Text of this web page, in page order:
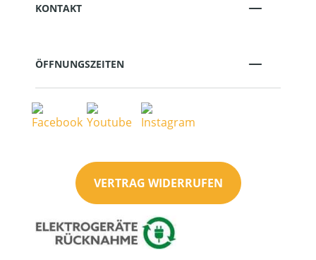
KONTAKT
ÖFFNUNGSZEITEN
VERTRAG WIDERRUFEN